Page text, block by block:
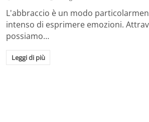
L'abbraccio è un modo
intenso di esprimere emozioni.
possiamo…
Leggi di più